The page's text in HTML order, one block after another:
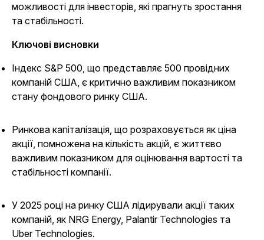
можливості для інвесторів, які прагнуть зростання
та стабільності.
Ключові висновки
Індекс S&P 500, що представляє 500 провідних
компаній США, є критично важливим показником
стану фондового ринку США.
Ринкова капіталізація, що розраховується як ціна
акції, помножена на кількість акцій, є життєво
важливим показником для оцінювання вартості та
стабільності компанії.
У 2025 році на ринку США лідирували акції таких
компаній, як NRG Energy, Palantir Technologies та
Uber Technologies.